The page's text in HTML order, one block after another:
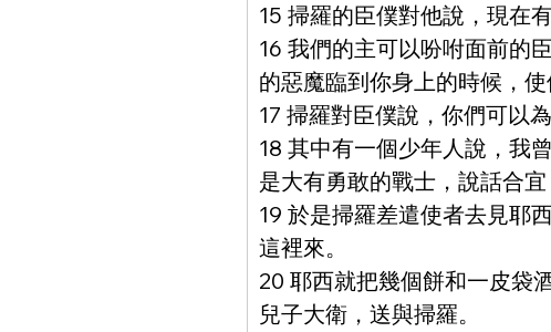
15 掃羅的臣僕對他說，現在
16 我們的主可以吩咐面前的
的惡魔臨到你身上的時候，使
17 掃羅對臣僕說，你們可以
18 其中有一個少年人說，我
是大有勇敢的戰士，說話合
19 於是掃羅差遣使者去見耶
這裡來。
20 耶西就把幾個餅和一皮袋
兒子大衛，送與掃羅。